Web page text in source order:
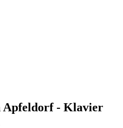
- Klavier